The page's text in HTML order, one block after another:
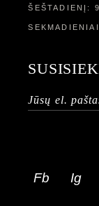
ŠEŠTADIENĮ:
Fb Ig